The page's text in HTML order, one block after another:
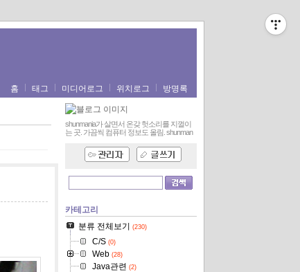
홈 태그 미디어로그 위치로그 방명록
shunmania가 살면서 온갖 헛소리를 지껄이
는 곳. 가끔씩 컴퓨터 정보도 올림. shunman
카테고리
분류 전체보기
(230)
C/S(0)
Web(28)
Java관련 (2)